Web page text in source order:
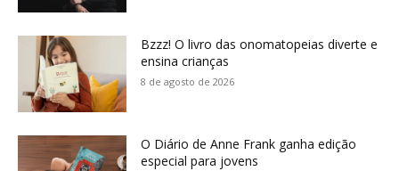
Bzzz! O livro das onomatopeias diverte e
ensina crianças
8 de agosto de 2026
O Diário de Anne Frank ganha edição
especial para jovens